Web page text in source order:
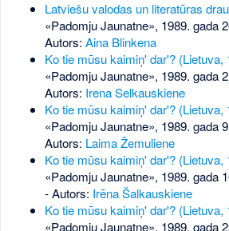
Latviešu valodas un literatūras
«Padomju Jaunatne», 1989. gada
Autors: Aina Blinkena
Ko tie mūsu kaimiņ' dar'? (Lietuva,
«Padomju Jaunatne», 1989. gada
Autors: Irena Selkauskiene
Ko tie mūsu kaimiņ' dar'? (Lietuva,
«Padomju Jaunatne», 1989. gada
Autors: Laima Žemuliene
Ko tie mūsu kaimiņ' dar'? (Lietuva,
«Padomju Jaunatne», 1989. gada
- Autors: Irēna Šalkauskiene
Ko tie mūsu kaimiņ' dar'? (Lietuva,
«Padomju Jaunatne», 1989. gada